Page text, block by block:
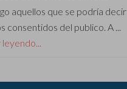
aquellos que se podría decir
consentidos del publico. A ...